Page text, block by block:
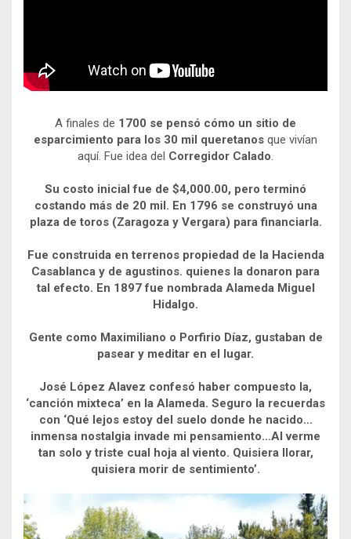
A finales de 1700 se pensó cómo un sitio de
esparcimiento para los 30 mil queretanos que vivían
aquí. Fue idea del Corregidor Calado.
Su costo inicial fue de $4,000.00, pero terminó
costando más de 20 mil. En 1796 se construyó una
plaza de toros (Zaragoza y Vergara) para financiarla.
Fue construida en terrenos propiedad de la Hacienda
Casablanca y de agustinos. quienes la donaron para
tal efecto. En 1897 fue nombrada Alameda Miguel
Hidalgo.
Gente como Maximiliano o Porfirio Díaz, gustaban de
pasear y meditar en el lugar.
José López Alavez confesó haber compuesto la,
‘canción mixteca’ en la Alameda. Seguro la recuerdas
con ‘Qué lejos estoy del suelo donde he nacido…
inmensa nostalgia invade mi pensamiento…Al verme
tan solo y triste cual hoja al viento. Quisiera llorar,
quisiera morir de sentimiento’.